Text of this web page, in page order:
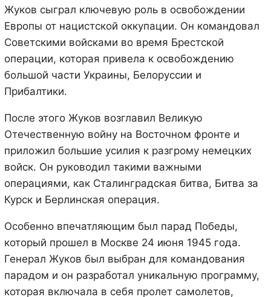
Жуков сыграл ключевую роль в освобождении
Европы от нацистской оккупации. Он командовал
Советскими войсками во время Брестской
операции, которая привела к освобождению
большой части Украины, Белоруссии и
Прибалтики.
После этого Жуков возглавил Великую
Отечественную войну на Восточном фронте и
приложил большие усилия к разгрому немецких
войск. Он руководил такими важными
операциями, как Сталинградская битва, Битва за
Курск и Берлинская операция.
Особенно впечатляющим был парад Победы,
который прошел в Москве 24 июня 1945 года.
Генерал Жуков был выбран для командования
парадом и он разработал уникальную программу,
которая включала в себя пролет самолетов,